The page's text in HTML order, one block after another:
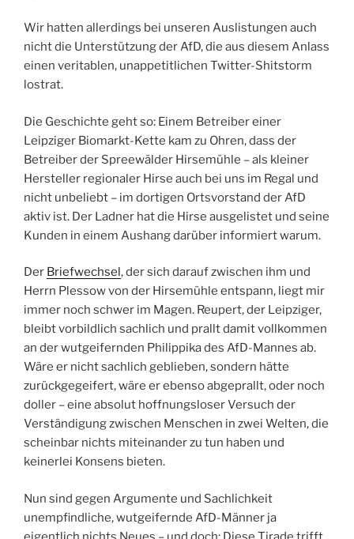
Wir hatten allerdings bei unseren Auslistungen auch
nicht die Unterstützung der AfD, die aus diesem Anlass
einen veritablen, unappetitlichen Twitter-Shitstorm
lostrat.
Die Geschichte geht so: Einem Betreiber einer
Leipziger Biomarkt-Kette kam zu Ohren, dass der
Betreiber der Spreewälder Hirsemühle – als kleiner
Hersteller regionaler Hirse auch bei uns im Regal und
nicht unbeliebt – im dortigen Ortsvorstand der AfD
aktiv ist. Der Ladner hat die Hirse ausgelistet und seine
Kunden in einem Aushang darüber informiert warum.
Der Briefwechsel, der sich darauf zwischen ihm und
Herrn Plessow von der Hirsemühle entspann, liegt mir
immer noch schwer im Magen. Reupert, der Leipziger,
bleibt vorbildlich sachlich und prallt damit vollkommen
an der wutgeifernden Philippika des AfD-Mannes ab.
Wäre er nicht sachlich geblieben, sondern hätte
zurückgegeifert, wäre er ebenso abgeprallt, oder noch
doller – eine absolut hoffnungsloser Versuch der
Verständigung zwischen Menschen in zwei Welten, die
scheinbar nichts miteinander zu tun haben und
keinerlei Konsens bieten.
Nun sind gegen Argumente und Sachlichkeit
unempfindliche, wutgeifernde AfD-Männer ja